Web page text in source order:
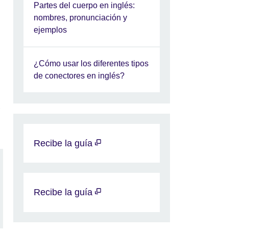
Partes del cuerpo en inglés:
nombres, pronunciación y
ejemplos
¿Cómo usar los diferentes tipos
de conectores en inglés?
Recibe la guía
Recibe la guía